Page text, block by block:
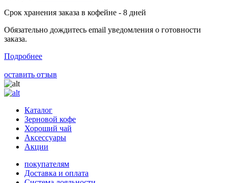
Срок хранения заказа в кофейне - 8 дней
Обязательно дождитесь email уведомления о готовности
заказа.
Подробнее
оставить отзыв
Каталог
Зерновой кофе
Хороший чай
Аксессуары
Акции
покупателям
Доставка и оплата